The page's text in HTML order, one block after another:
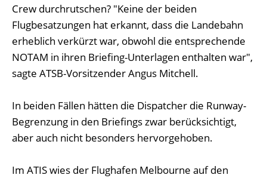
Crew durchrutschen? "Keine der beiden
Flugbesatzungen hat erkannt, dass die Landebahn
erheblich verkürzt war, obwohl die entsprechende
NOTAM in ihren Briefing-Unterlagen enthalten war",
sagte ATSB-Vorsitzender Angus Mitchell.
In beiden Fällen hätten die Dispatcher die Runway-
Begrenzung in den Briefings zwar berücksichtigt,
aber auch nicht besonders hervorgehoben.
Im ATIS wies der Flughafen Melbourne auf den